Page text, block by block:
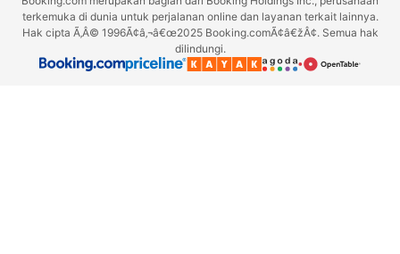
terkemuka di dunia untuk perjalanan online dan layanan terkait lainnya.
Hak cipta Ã‚Â© 1996Ã¢â‚¬â€œ2025 Booking.comÃ¢â€žÂ¢. Semua hak
dilindungi.